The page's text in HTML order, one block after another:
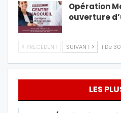
Opération
ouverture
PRÉCÉDENT SUIVANT 1 De
LES